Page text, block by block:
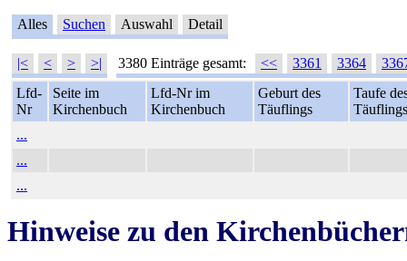
Alles Suchen Auswahl Detail
|< < > >| 3380 Einträge gesamt: << 3361 3364
Lfd-
Nr
Seite im
Kirchenbuch
Lfd-Nr im
Kirchenbuch
Geburt des
Täuflings
Taufe
Täuflings
...
...
...
Hinweise zu den